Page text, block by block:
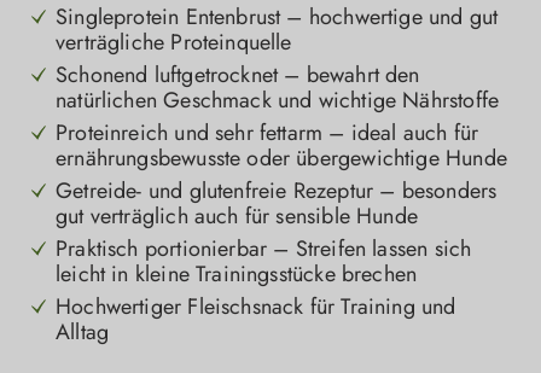
Singleprotein Entenbrust – hochwertige und gut
verträgliche Proteinquelle
Schonend luftgetrocknet – bewahrt den
natürlichen Geschmack und wichtige Nährstoffe
Proteinreich und sehr fettarm – ideal auch für
ernährungsbewusste oder übergewichtige Hunde
Getreide- und glutenfreie Rezeptur – besonders
gut verträglich auch für sensible Hunde
Praktisch portionierbar – Streifen lassen sich
leicht in kleine Trainingsstücke brechen
Hochwertiger Fleischsnack für Training und
Alltag